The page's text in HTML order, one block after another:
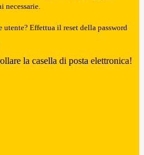
necessarie.
utente? Effettua il reset della password
la casella di posta elettronica!